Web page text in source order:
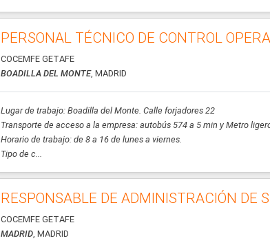
PERSONAL TÉCNICO DE CONTROL
COCEMFE GETAFE
BOADILLA DEL MONTE, MADRID
Lugar de trabajo: Boadilla del Monte. Calle forjadores 22
Transporte de acceso a la empresa: autobús 574 a 5 min y Metro
Horario de trabajo: de 8 a 16 de lunes a viernes.
Tipo de c...
RESPONSABLE DE ADMINISTRACIÓN DE
COCEMFE GETAFE
MADRID, MADRID